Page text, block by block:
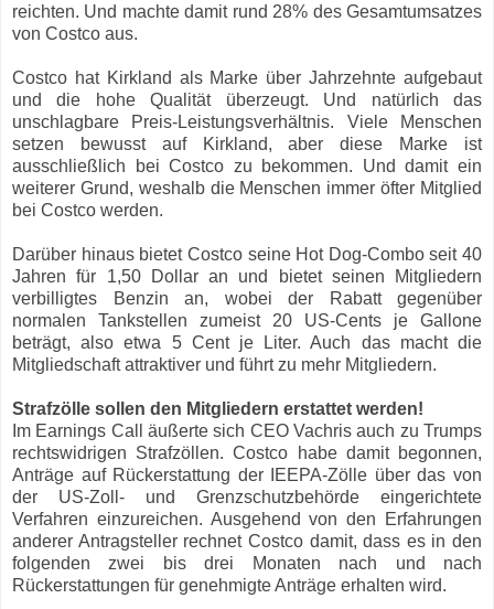
reichten. Und machte damit rund 28% des Gesamtumsatzes
von Costco aus.
Costco hat Kirkland als Marke über Jahrzehnte aufgebaut
und die hohe Qualität überzeugt. Und natürlich das
unschlagbare Preis-Leistungsverhältnis. Viele Menschen
setzen bewusst auf Kirkland, aber diese Marke ist
ausschließlich bei Costco zu bekommen. Und damit ein
weiterer Grund, weshalb die Menschen immer öfter Mitglied
bei Costco werden.
Darüber hinaus bietet Costco seine Hot Dog-Combo seit 40
Jahren für 1,50 Dollar an und bietet seinen Mitgliedern
verbilligtes Benzin an, wobei der Rabatt gegenüber
normalen Tankstellen zumeist 20 US-Cents je Gallone
beträgt, also etwa 5 Cent je Liter. Auch das macht die
Mitgliedschaft attraktiver und führt zu mehr Mitgliedern.
Strafzölle sollen den Mitgliedern erstattet werden!
Im Earnings Call äußerte sich CEO Vachris auch zu Trumps
rechtswidrigen Strafzöllen. Costco habe damit begonnen,
Anträge auf Rückerstattung der IEEPA-Zölle über das von
der US-Zoll- und Grenzschutzbehörde eingerichtete
Verfahren einzureichen. Ausgehend von den Erfahrungen
anderer Antragsteller rechnet Costco damit, dass es in den
folgenden zwei bis drei Monaten nach und nach
Rückerstattungen für genehmigte Anträge erhalten wird.